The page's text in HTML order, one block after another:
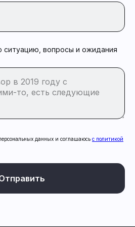
ситуацию, вопросы и ожидания
данных и соглашаюсь c политикой